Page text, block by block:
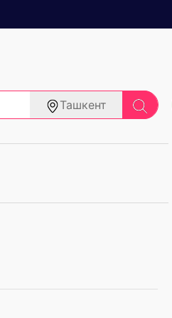
Ташкент